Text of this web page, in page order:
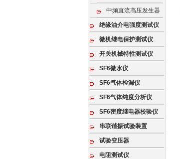
中频直流高压发生器
绝缘油介电强度测试仪
微机继电保护测试仪
开关机械特性测试仪
SF6微水仪
SF6气体检漏仪
SF6气体纯度分析仪
SF6密度继电器校验仪
串联谐振试验装置
试验变压器
电阻测试仪